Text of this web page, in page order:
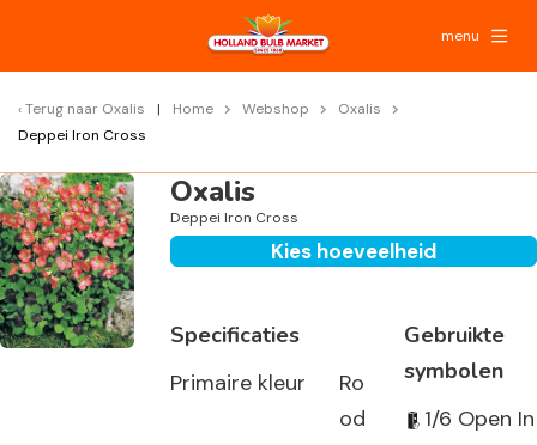
menu
Terug naar Oxalis Home Webshop
Oxalis
Deppei Iron Cross
Oxalis
Deppei Iron Cross
Kies hoeveelheid
Specificaties
Primaire kleur
Ro
od
Gebruikte
symbolen
1/6 Open In